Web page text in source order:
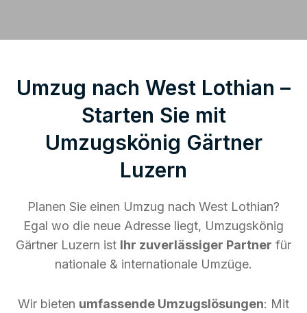
Umzug nach West Lothian –
Starten Sie mit
Umzugskönig Gärtner
Luzern
Planen Sie einen Umzug nach West Lothian?
Egal wo die neue Adresse liegt, Umzugskönig
Gärtner Luzern ist Ihr zuverlässiger Partner für
nationale & internationale Umzüge.
Wir bieten umfassende Umzugslösungen: Mit